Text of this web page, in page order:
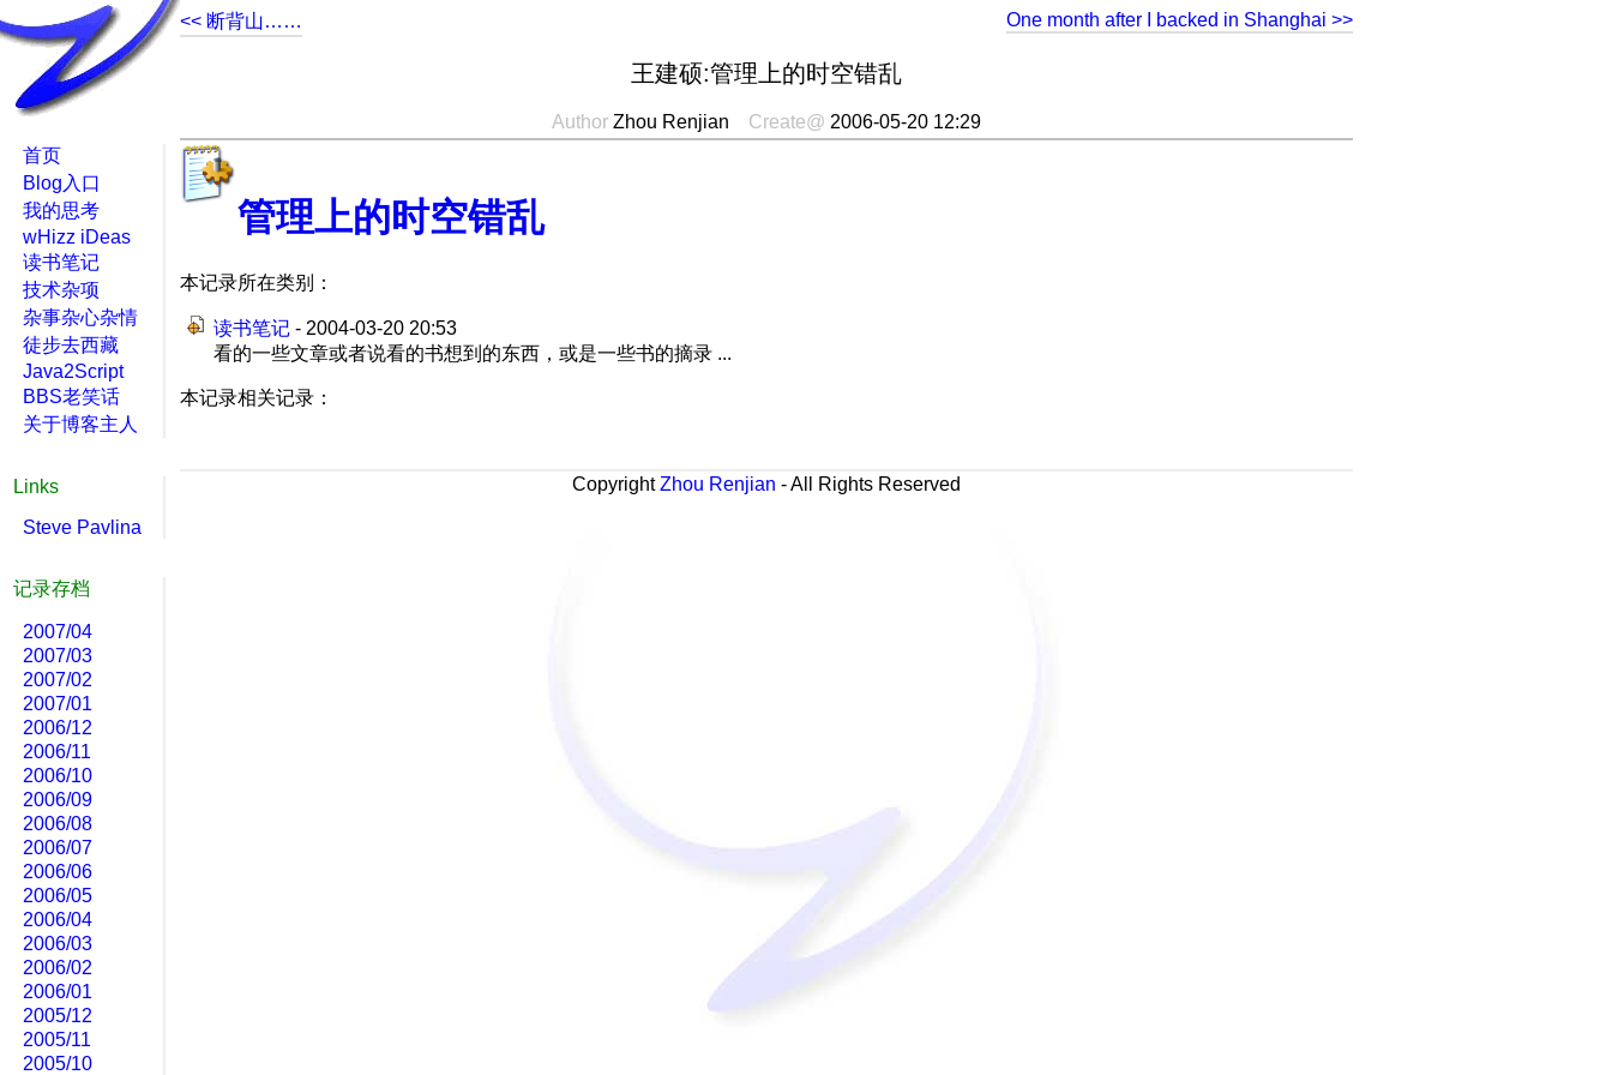
One month after I backed in Shanghai >>
<< 断背山……
王建硕:管理上的时空错乱
Author Zhou Renjian Create@ 2006-05-20 12:29
管理上的时空错乱
本记录所在类别：
读书笔记 - 2004-03-20 20:53
看的一些文章或者说看的书想到的东西，或是一些书的摘录 ...
本记录相关记录：
CopyrightZhou Renjian - All Rights Reserved
首页
Blog入口
我的思考
wHizz iDeas
读书笔记
技术杂项
杂事杂心杂情
徒步去西藏
Java2Script
BBS老笑话
关于博客主人
Links
Steve Pavlina
记录存档
2007/04
2007/03
2007/02
2007/01
2006/12
2006/11
2006/10
2006/09
2006/08
2006/07
2006/06
2006/05
2006/04
2006/03
2006/02
2006/01
2005/12
2005/11
2005/10